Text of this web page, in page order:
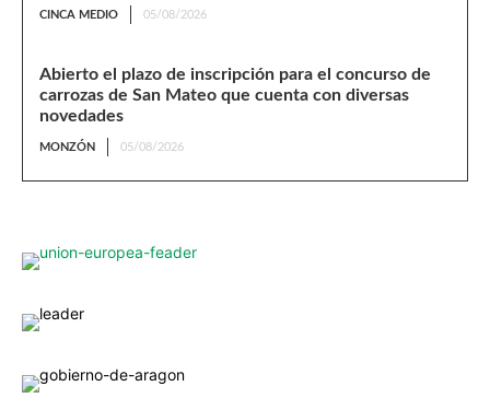
CINCA MEDIO 05/08/2026
Abierto el plazo de inscripción para el concurso de
carrozas de San Mateo que cuenta con diversas
novedades
MONZÓN 05/08/2026